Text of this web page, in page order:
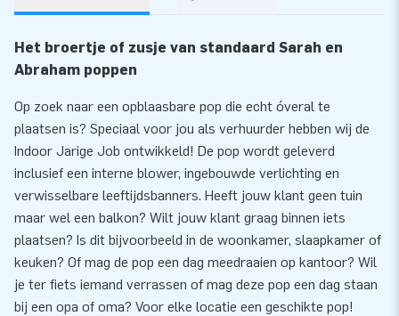
Het broertje of zusje van standaard Sarah en
Abraham poppen
Op zoek naar een opblaasbare pop die echt óveral te
plaatsen is? Speciaal voor jou als verhuurder hebben wij de
Indoor Jarige Job ontwikkeld! De pop wordt geleverd
inclusief een interne blower, ingebouwde verlichting en
verwisselbare leeftijdsbanners. Heeft jouw klant geen tuin
maar wel een balkon? Wilt jouw klant graag binnen iets
plaatsen? Is dit bijvoorbeeld in de woonkamer, slaapkamer of
keuken? Of mag de pop een dag meedraaien op kantoor? Wil
je ter fiets iemand verrassen of mag deze pop een dag staan
bij een opa of oma? Voor elke locatie een geschikte pop!